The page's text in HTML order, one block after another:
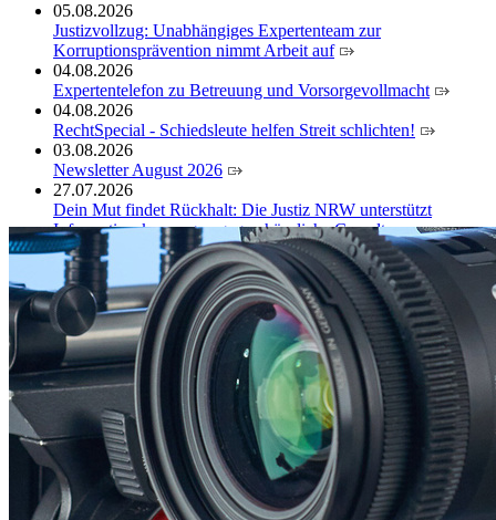
05.08.2026
Justizvollzug: Unabhängiges Expertenteam zur
Korruptionsprävention nimmt Arbeit auf
04.08.2026
Expertentelefon zu Betreuung und Vorsorgevollmacht
04.08.2026
RechtSpecial - Schiedsleute helfen Streit schlichten!
03.08.2026
Newsletter August 2026
27.07.2026
Dein Mut findet Rückhalt: Die Justiz NRW unterstützt
Informationskampagne gegen häusliche Gewalt
10.07.2026
Anerkennung für innovative Suizidpräventionsarbeit: JVA
Köln ausgezeichnet
14.07.2026
Justiz der Zukunft gemeinsam gestalten: Minister Limbach
zieht positive Bilanz des Projekts Zukunftswerkstatt Justiz
Nordrhein-Westfalen
01.07.2026
Newsletter Juli 2026
30.06.2026
288 Anwärterinnen und Anwärter des Jahrgangs 2024/2026
der Justizvollzugsschule NRW geehrt
30.06.2026
RechtSpecial - Schiedsleute helfen Streit schlichten!